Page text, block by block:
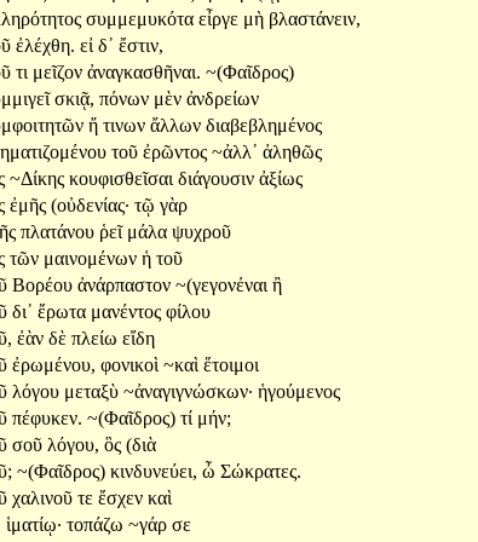
συμμεμυκότα εἶργε μὴ βλαστάνειν,
ἐλέχθη. εἰ δ᾽ ἔστιν,
τι μεῖζον ἀναγκασθῆναι. ~(Φαῖδρος)
σκιᾷ, πόνων μὲν ἀνδρείων
ἤ τινων ἄλλων διαβεβλημένος
τοῦ ἐρῶντος ~ἀλλ᾽ ἀληθῶς
~Δίκης κουφισθεῖσαι διάγουσιν ἀξίως
ἐμῆς (οὐδενίας· τῷ γὰρ
πλατάνου ῥεῖ μάλα ψυχροῦ
τῶν μαινομένων ἡ τοῦ
Βορέου ἀνάρπαστον ~(γεγονέναι ἢ
δι᾽ ἔρωτα μανέντος φίλου
ἐὰν δὲ πλείω εἴδη
ἐρωμένου, φονικοὶ ~καὶ ἕτοιμοι
λόγου μεταξὺ ~ἀναγιγνώσκων· ἡγούμενος
πέφυκεν. ~(Φαῖδρος) τί μήν;
σοῦ λόγου, ὃς (διὰ
~(Φαῖδρος) κινδυνεύει, ὦ Σώκρατες.
χαλινοῦ τε ἔσχεν καὶ
ἱματίῳ· τοπάζω ~γάρ σε